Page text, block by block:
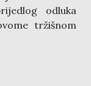
odluka
tržišnom